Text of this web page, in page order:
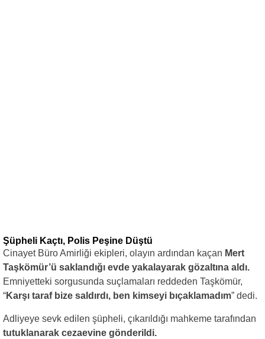
Şüpheli Kaçtı, Polis Peşine Düştü
Cinayet Büro Amirliği ekipleri, olayın ardından kaçan Mert
Taşkömür’ü saklandığı evde yakalayarak gözaltına aldı.
Emniyetteki sorgusunda suçlamaları reddeden Taşkömür,
“Karşı taraf bize saldırdı, ben kimseyi bıçaklamadım” dedi.
Adliyeye sevk edilen şüpheli, çıkarıldığı mahkeme tarafından
tutuklanarak cezaevine gönderildi.